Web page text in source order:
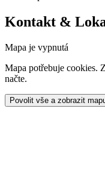
Kontakt &
Mapa je vypnutá
Mapa potřebuje cookies.
načte.
Povolit vše a zobrazit